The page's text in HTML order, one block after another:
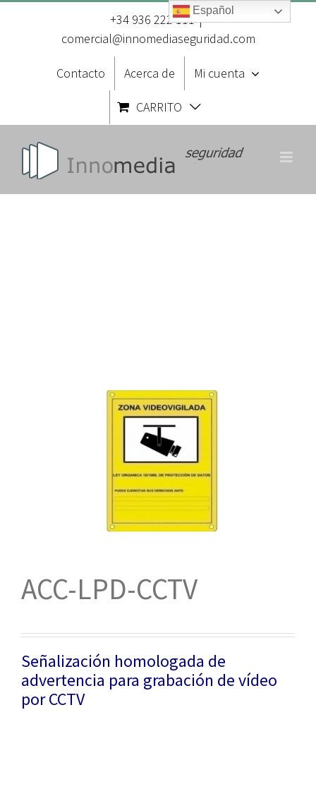
Saltar
+34 936 222 111 |
comercial@innomediaseguridad.com
Contacto Acerca de Mi cuenta
CARRITO
ACC-LPD-CCTV
Señalización homologada de
advertencia para grabación de vídeo
por CCTV
Español